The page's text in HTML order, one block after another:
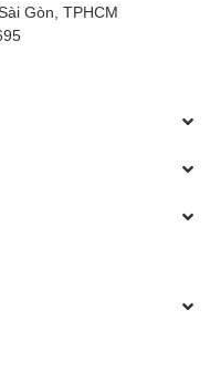
Gòn, TPHCM